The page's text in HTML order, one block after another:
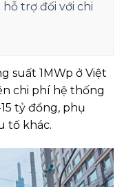
trợ đối với chi
suất 1MWp ở Việt
chi phí hệ thống
tỷ đồng, phụ
tố khác.